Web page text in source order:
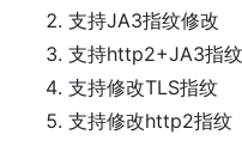
支持JA3指纹修改
支持http2+JA3指纹
支持修改TLS指纹
支持修改http2指纹